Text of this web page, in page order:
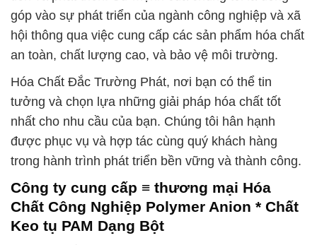
góp vào sự phát triển của ngành công nghiệp và xã
hội thông qua việc cung cấp các sản phẩm hóa chất
an toàn, chất lượng cao, và bảo vệ môi trường.
Hóa Chất Đắc Trường Phát, nơi bạn có thể tin
tưởng và chọn lựa những giải pháp hóa chất tốt
nhất cho nhu cầu của bạn. Chúng tôi hân hạnh
được phục vụ và hợp tác cùng quý khách hàng
trong hành trình phát triển bền vững và thành công.
Công ty cung cấp ≡ thương mại Hóa
Chất Công Nghiệp Polymer Anion * Chất
Keo tụ PAM Dạng Bột